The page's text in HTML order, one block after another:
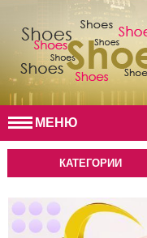
МЕНЮ
КАТЕГОРИИ